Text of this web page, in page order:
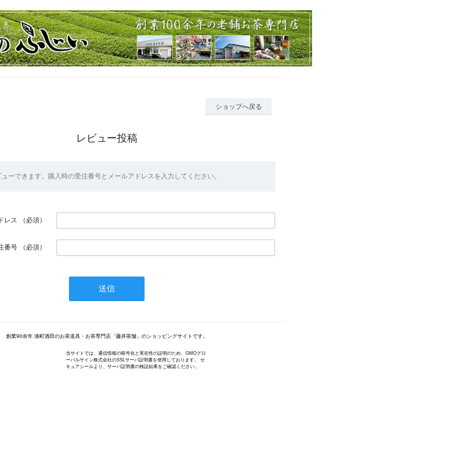
ショップへ戻る
レビュー投稿
ーできます。購入時の受注番号とメールアドレスを入力してください。
レス （必須）
番号 （必須）
創業90余年 湊町酒田のお茶道具・お茶専門店「藤井茶舗」のショッピングサイトです。
当サイトでは、通信情報の暗号化と実在性の証明のため、GMOグロ
ーバルサイン株式会社のSSLサーバ証明書を使用しております。 セ
キュアシールより、サーバ証明書の検証結果をご確認ください。